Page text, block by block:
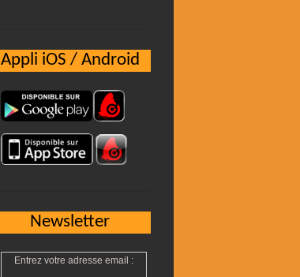
Appli iOS / Android
Newsletter
Entrez votre adresse email :